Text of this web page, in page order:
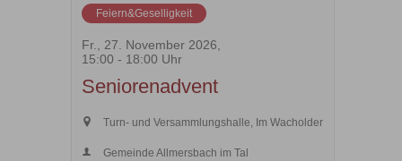
Fr., 27. November 2026,
15:00 - 18:00 Uhr
Seniorenadvent
Turn- und Versammlungshalle, Im Wacholder
Gemeinde Allmersbach im Tal
Feiern&Geselligkeit